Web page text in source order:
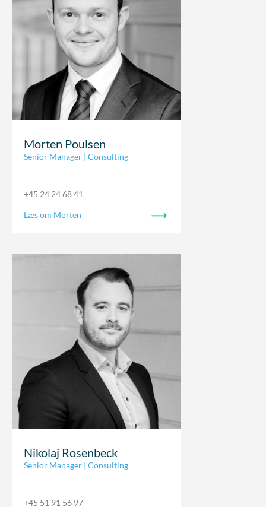
Morten Poulsen
Senior Manager | Consulting
+45 24 24 68 41
Læs om Morten
Nikolaj Rosenbeck
Senior Manager | Consulting
+45 51 91 56 97